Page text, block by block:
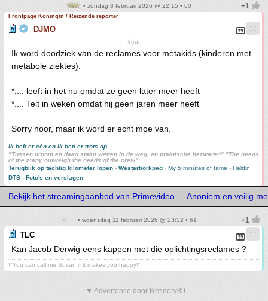
• zondag 8 februari 2026 @ 22:15 • 60
Frontpage Koningin / Reizende reporter
DJMO
#trut
Ik word doodziek van de reclames voor metakids (kinderen met
metabole ziektes).
*.... leeft in het nu omdat ze geen later meer heeft
*.... Telt in weken omdat hij geen jaren meer heeft
Sorry hoor, maar ik word er echt moe van.
Ik heb er één en ik ben er trots op
"Tussen droom en daad staan wetten in de weg, en praktische bezwaren" "The needs
of the many outweigh the needs of the crew"
Terugblik op tachtig kilometer lopen - Westerborkpad - My 5 minutes of fame - Heldin
DTS - Foto's en verslagen
Bekijk het streamingaanbod van Primevideo Anoniem en veilig
• woensdag 11 februari 2026 @ 23:32 • 61
TLC
Kan Jacob Derwig eens kappen met die oplichtingsreclames ?
\"You can call me Susan if it makes you happy\"
▼ Advertentie door Refinery89